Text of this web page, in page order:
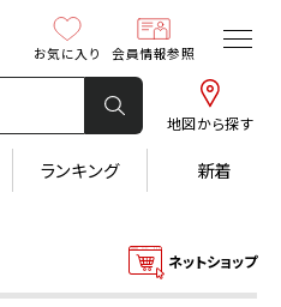
地図から探す
お気に入り 会員情報参照
ランキング 新着
ネットショップ